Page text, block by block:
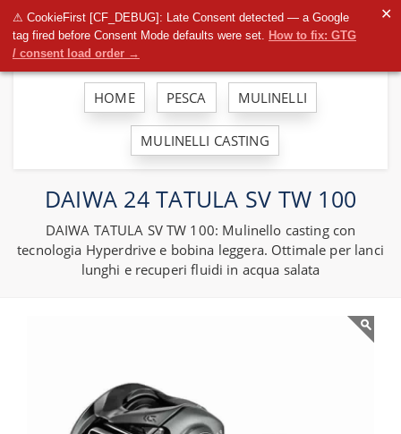
⚠ CookieFirst [CF_DEBUG]: Late Consent detected — a Google
tag fired before Consent Mode defaults were set. How to fix: GTG
/ consent load order →
✕
HOME PESCA MULINELLI
MULINELLI CASTING
DAIWA 24 TATULA SV TW 100
DAIWA TATULA SV TW 100: Mulinello casting con
tecnologia Hyperdrive e bobina leggera. Ottimale per lanci
lunghi e recuperi fluidi in acqua salata